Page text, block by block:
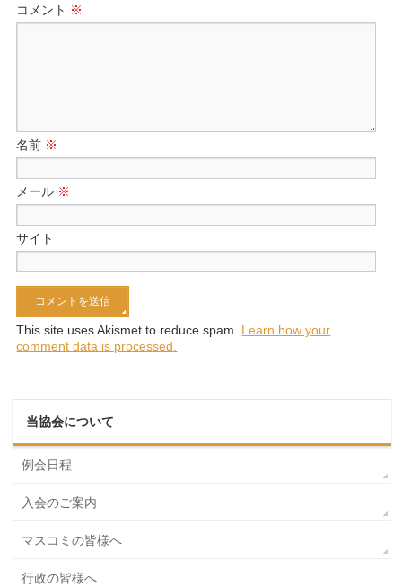
コメント ※
名前 ※
メール ※
サイト
This site uses Akismet to reduce spam. Learn how your
comment data is processed.
当協会について
例会日程
入会のご案内
マスコミの皆様へ
行政の皆様へ